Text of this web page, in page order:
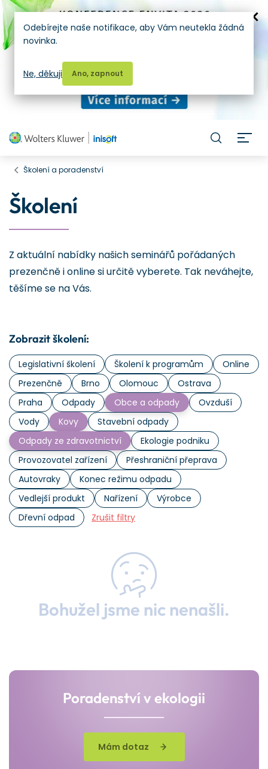
Školení a poradenství
Školení
Z aktuální nabídky našich seminářů pořádaných
prezenčně i online si určitě vyberete. Tak neváhejte,
těšíme se na Vás.
Zobrazit školení:
Legislativní školení Školení k programům
Online
Prezenčně
Brno Olomouc
Ostrava
Praha
Odpady Obce a odpady
Ovzduší
Vody
Kovy
Stavební odpady
Odpady ze zdravotnictví
Ekologie podniku
Provozovatel zařízení
Přeshraniční přeprava
Autovraky
Konec režimu odpadu
Vedlejší produkt
Nařízení
Výrobce
Dřevní odpad
Zrušit filtry
Bohužel jsme nic nenašli.
Poradenství v ekologii
Mám dotaz
Odebírejte naše notifikace, aby Vám neutekla žádná
novinka.
Ano, zapnout
Ne, děkuji